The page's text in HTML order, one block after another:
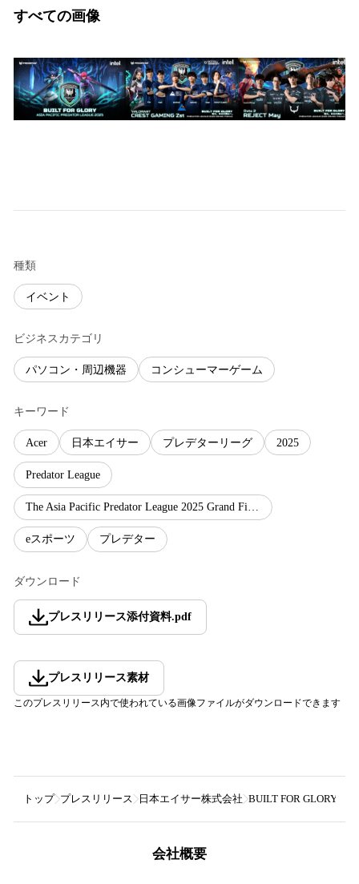
すべての画像
種類
イベント
ビジネスカテゴリ
パソコン・周辺機器 コンシューマーゲーム
キーワード
Acer 日本エイサー プレデターリーグ 2025
Predator League
The Asia Pacific Predator League 2025 Grand Finals
eスポーツ プレデター
ダウンロード
プレスリリース添付資料.pdf
プレスリリース素材
このプレスリリース内で使われている画像ファイルがダウンロードできます
トップ プレスリリース 日本エイサー株式会社 BUILT FOR GLORY プ
会社概要